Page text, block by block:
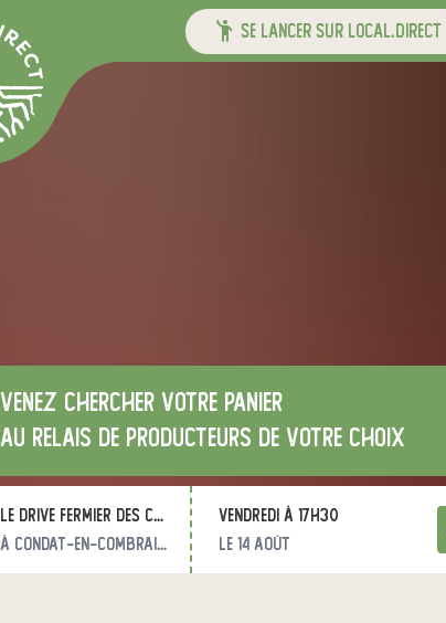
se lancer sur local.direct
Venez chercher votre panier
au relais de producteurs de votre choix
Le Drive Fermier des Combrailles
à Condat-en-Combraille
vendredi à 17h30
le 14 août